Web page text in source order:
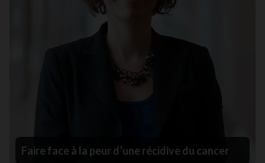
Faire face à la peur d’une récidive du cancer